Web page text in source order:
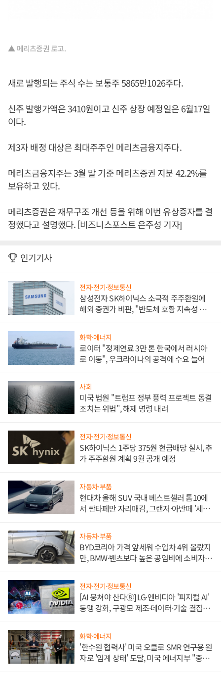
▲ 메리츠증권 로고.
새로 발행되는 주식 수는 보통주 5865만1026주다.
신주 발행가액은 3410원이고 신주 상장 예정일은 6월17일
이다.
제3자 배정 대상은 최대주주인 메리츠금융지주다.
메리츠금융지주는 3월 말 기준 메리츠증권 지분 42.2%를
보유하고 있다.
메리츠증권은 재무구조 개선 등을 위해 이번 유상증자를 결
정했다고 설명했다. [비즈니스포스트 은주성 기자]
인기기사
전자·전기·정보통신
삼성전자 SK하이닉스 소극적 주주환원에
해외 증권가 비판, "반도체 호황 지속성 의
화학·에너지
로이터 "정제연료 3만 톤 한국에서 러시아
로 이동", 우크라이나의 공격에 수요 늘어
사회
미국 법원 "트럼프 정부 풍력 프로젝트 동결
조치는 위법", 해제 명령 내려
전자·전기·정보통신
SK하이닉스 1주당 375원 현금배당 실시, 추
가 주주환원 계획 9월 공개 예정
자동차·부품
현대차 올해 SUV 국내 베스트셀러 톱10에
서 싼타페만 자리매김, 그랜저·아반떼 '세단
자동차·부품
BYD코리아 가격 앞세워 수입차 4위 올랐지
만, BMW·벤츠보다 높은 공임비에 소비자
전자·전기·정보통신
[AI 뭉쳐야 산다⑧] LG·엔비디아 '피지컬 AI'
동맹 강화, 구광모 제조·데이터·기술 결집
화학·에너지
'한수원 협력사' 미국 오클로 SMR 연구용 원
자로 '임계 상태' 도달, 미국 에너지부 "중요